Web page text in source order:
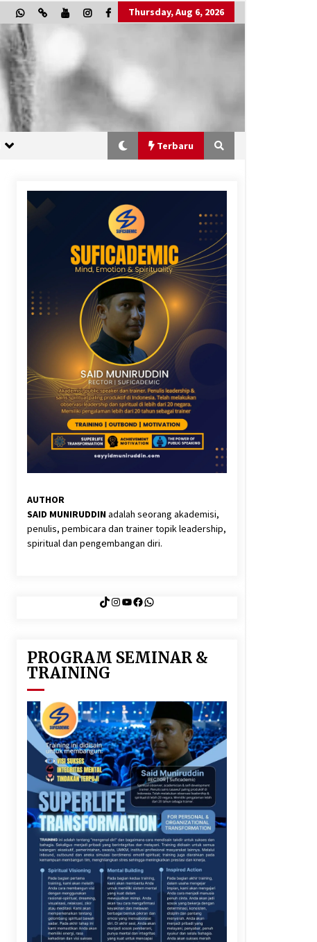
Thursday, Aug 6, 2026
Terbaru
“One Piece”, Cara Barat Mengejar
2 months ago
“Allahukrasi”: The Power of
Management!
3 months ago
Said Muniruddin Latih Mental dan
Spiritual 80 Siswa YPHC
3 months ago
Eksistensi Iran dalam Tiga Ayat:
Memahami Aliansi Yahudi dan
Kristen dalam Dinamika Nubuwwat
4 months ago
AUTHOR
SAID MUNIRUDDINadalah seorang akademisi,
penulis, pembicara dan trainer topik leadership,
spiritual dan pengembangan diri.
TikTok
Instagram
YouTube
Facebook
WhatsApp
PROGRAM SEMINAR &
TRAINING